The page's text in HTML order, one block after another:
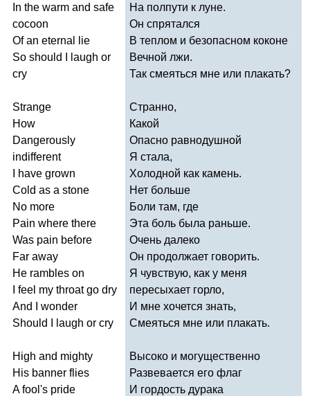
In the warm and safe
cocoon
Of an eternal
lie
So should laugh or
cry
Strange
How
Dangerously
indifferent
have grown
Cold as a stone
No more
Pain where there
Was pain before
Far away
He rambles on
feel my throat go dry
And
wonder
Should
laugh or cry
High and mighty
His banner flies
A fool's pride
На полпути к луне.
Он спрятался
В теплом и безопасном коконе
Вечной лжи.
Так смеяться мне или плакать?
Странно,
Какой
Опасно равнодушной
Я стала,
Холодной как камень.
Нет больше
Боли там, где
Эта боль была раньше.
Очень далеко
Он продолжает говорить.
Я чувствую, как у меня
пересыхает горло,
И мне хочется знать,
Смеяться мне или плакать.
Высоко и могущественно
Развевается его флаг
И гордость дурака